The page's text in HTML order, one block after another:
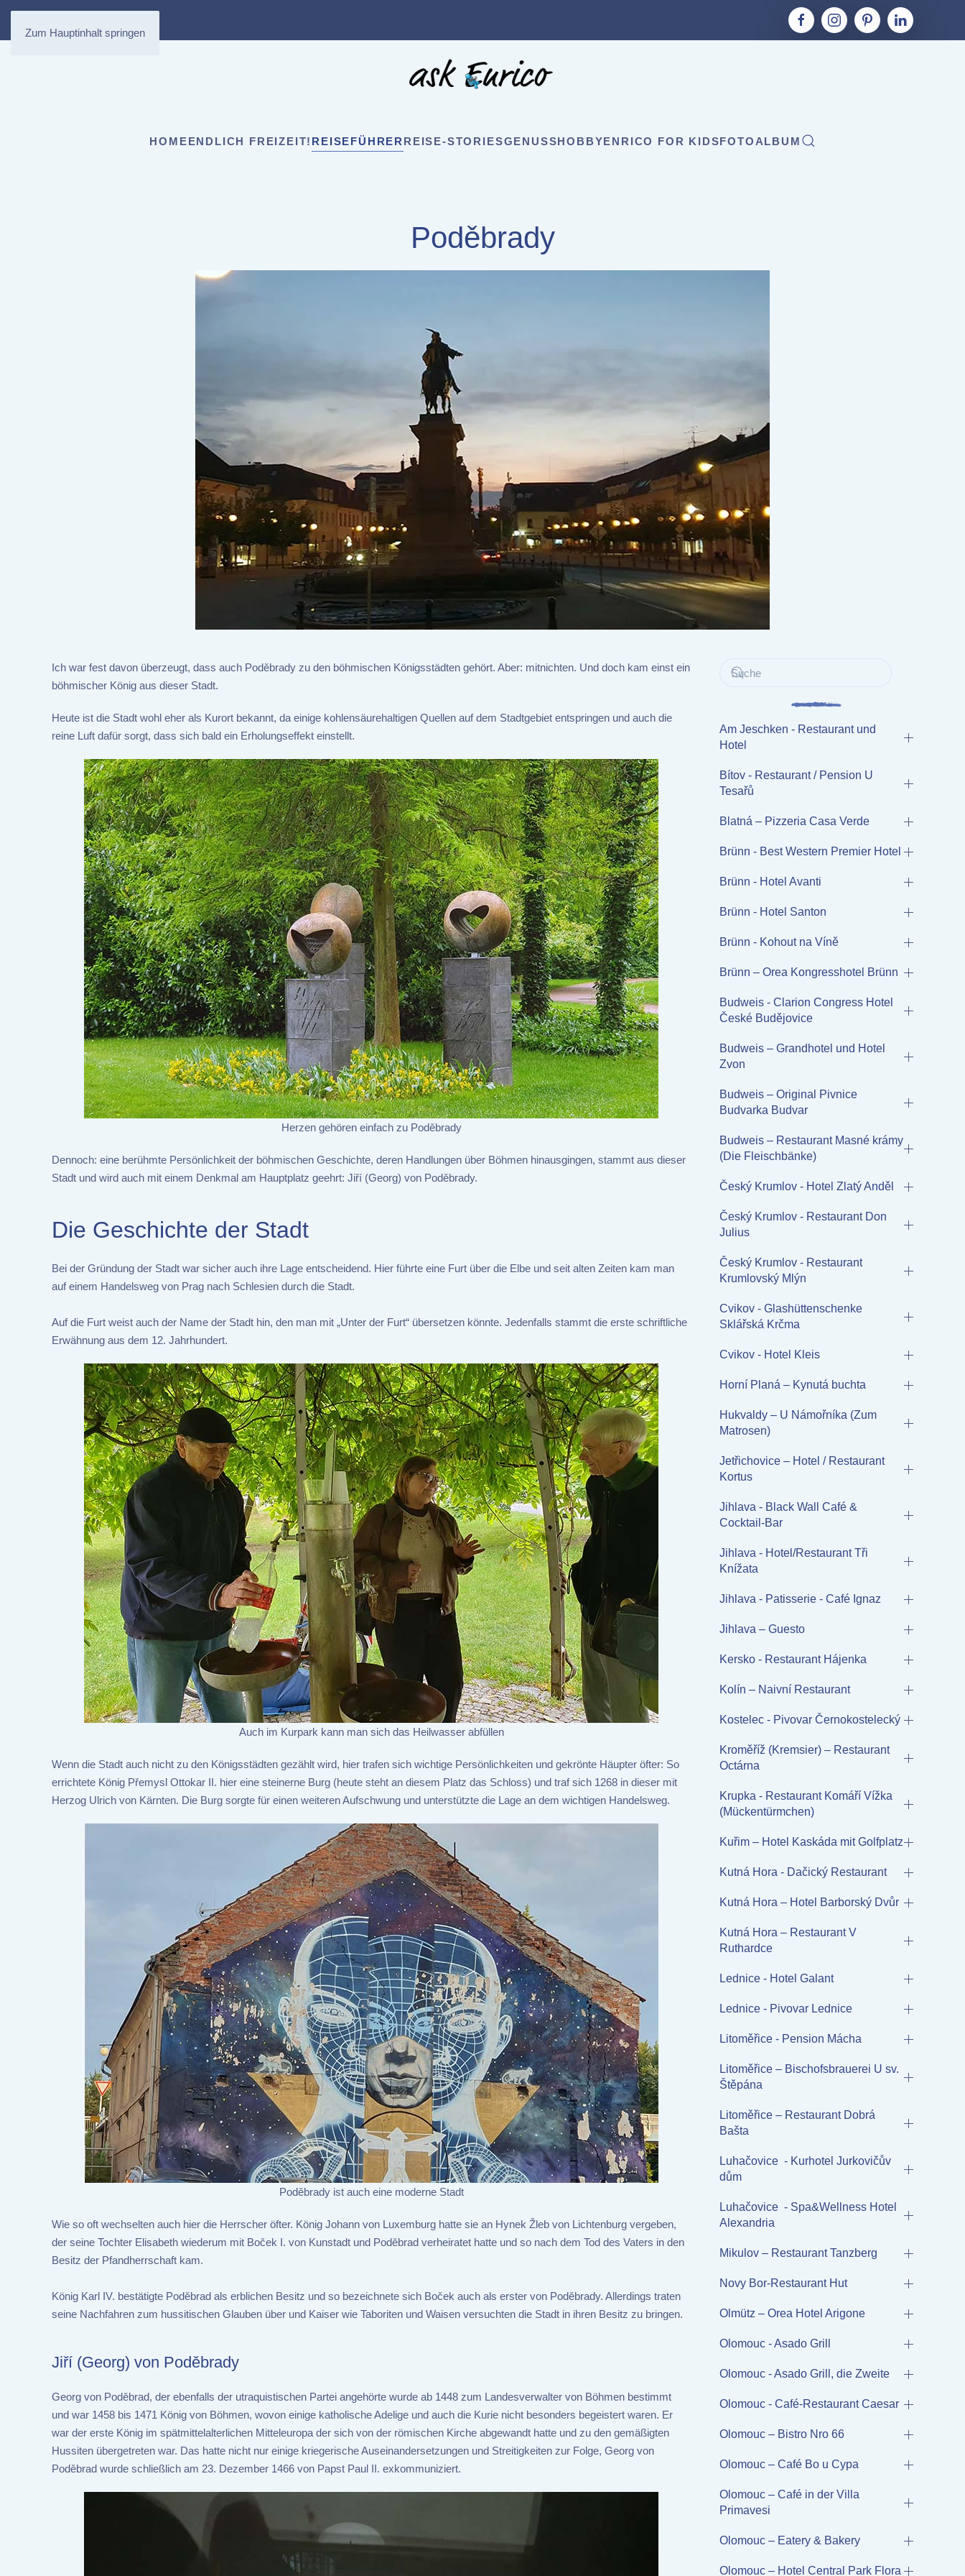
Zum Hauptinhalt springen
HOMEENDLICH FREIZEIT! REISEFÜHRER REISE-STORIESGENUSSHOBBYENRICO FOR KIDSFOTOALBUM
Poděbrady
Ich war fest davon überzeugt, dass auch Poděbrady zu den böhmischen Königsstädten gehört. Aber: mitnichten. Und doch kam einst ein
böhmischer König aus dieser Stadt.
Heute ist die Stadt wohl eher als Kurort bekannt, da einige kohlensäurehaltigen Quellen auf dem Stadtgebiet entspringen und auch die
reine Luft dafür sorgt, dass sich bald ein Erholungseffekt einstellt.
Herzen gehören einfach zu Poděbrady
Dennoch: eine berühmte Persönlichkeit der böhmischen Geschichte, deren Handlungen über Böhmen hinausgingen, stammt aus dieser
Stadt und wird auch mit einem Denkmal am Hauptplatz geehrt: Jiří (Georg) von Poděbrady.
Die Geschichte der Stadt
Bei der Gründung der Stadt war sicher auch ihre Lage entscheidend. Hier führte eine Furt über die Elbe und seit alten Zeiten kam man
auf einem Handelsweg von Prag nach Schlesien durch die Stadt.
Auf die Furt weist auch der Name der Stadt hin, den man mit „Unter der Furt“ übersetzen könnte. Jedenfalls stammt die erste schriftliche
Erwähnung aus dem 12. Jahrhundert.
Auch im Kurpark kann man sich das Heilwasser abfüllen
Wenn die Stadt auch nicht zu den Königsstädten gezählt wird, hier trafen sich wichtige Persönlichkeiten und gekrönte Häupter öfter: So
errichtete König Přemysl Ottokar II. hier eine steinerne Burg (heute steht an diesem Platz das Schloss) und traf sich 1268 in dieser mit
Herzog Ulrich von Kärnten. Die Burg sorgte für einen weiteren Aufschwung und unterstützte die Lage an dem wichtigen Handelsweg.
Poděbrady ist auch eine moderne Stadt
Wie so oft wechselten auch hier die Herrscher öfter. König Johann von Luxemburg hatte sie an Hynek Žleb von Lichtenburg vergeben,
der seine Tochter Elisabeth wiederum mit Boček I. von Kunstadt und Poděbrad verheiratet hatte und so nach dem Tod des Vaters in den
Besitz der Pfandherrschaft kam.
König Karl IV. bestätigte Poděbrad als erblichen Besitz und so bezeichnete sich Boček auch als erster von Poděbrady. Allerdings traten
seine Nachfahren zum hussitischen Glauben über und Kaiser wie Taboriten und Waisen versuchten die Stadt in ihren Besitz zu bringen.
Jiří (Georg) von Poděbrady
Georg von Poděbrad, der ebenfalls der utraquistischen Partei angehörte wurde ab 1448 zum Landesverwalter von Böhmen bestimmt
und war 1458 bis 1471 König von Böhmen, wovon einige katholische Adelige und auch die Kurie nicht besonders begeistert waren. Er
war der erste König im spätmittelalterlichen Mitteleuropa der sich von der römischen Kirche abgewandt hatte und zu den gemäßigten
Hussiten übergetreten war. Das hatte nicht nur einige kriegerische Auseinandersetzungen und Streitigkeiten zur Folge, Georg von
Poděbrad wurde schließlich am 23. Dezember 1466 von Papst Paul II. exkommuniziert.
Am Jeschken - Restaurant und
Hotel
Bítov - Restaurant / Pension U
Tesařů
Blatná – Pizzeria Casa Verde
Brünn - Best Western Premier Hotel
Brünn - Hotel Avanti
Brünn - Hotel Santon
Brünn - Kohout na Víně
Brünn – Orea Kongresshotel Brünn
Budweis - Clarion Congress Hotel
České Budějovice
Budweis – Grandhotel und Hotel
Zvon
Budweis – Original Pivnice
Budvarka Budvar
Budweis – Restaurant Masné krámy
(Die Fleischbänke)
Český Krumlov - Hotel Zlatý Anděl
Český Krumlov - Restaurant Don
Julius
Český Krumlov - Restaurant
Krumlovský Mlýn
Cvikov - Glashüttenschenke
Sklářská Krčma
Cvikov - Hotel Kleis
Horní Planá – Kynutá buchta
Hukvaldy – U Námořníka (Zum
Matrosen)
Jetřichovice – Hotel / Restaurant
Kortus
Jihlava - Black Wall Café &
Cocktail-Bar
Jihlava - Hotel/Restaurant Tři
Knížata
Jihlava - Patisserie - Café Ignaz
Jihlava – Guesto
Kersko - Restaurant Hájenka
Kolín – Naivní Restaurant
Kostelec - Pivovar Černokostelecký
Kroměříž (Kremsier) – Restaurant
Octárna
Krupka - Restaurant Komáří Vížka
(Mückentürmchen)
Kuřim – Hotel Kaskáda mit Golfplatz
Kutná Hora - Dačický Restaurant
Kutná Hora – Hotel Barborský Dvůr
Kutná Hora – Restaurant V
Ruthardce
Lednice - Hotel Galant
Lednice - Pivovar Lednice
Litoměřice - Pension Mácha
Litoměřice – Bischofsbrauerei U sv.
Štěpána
Litoměřice – Restaurant Dobrá
Bašta
Luhačovice - Kurhotel Jurkovičův
dům
Luhačovice - Spa&Wellness Hotel
Alexandria
Mikulov – Restaurant Tanzberg
Novy Bor-Restaurant Hut
Olmütz – Orea Hotel Arigone
Olomouc - Asado Grill
Olomouc - Asado Grill, die Zweite
Olomouc - Café-Restaurant Caesar
Olomouc – Bistro Nro 66
Olomouc – Café Bo u Cypa
Olomouc – Café in der Villa
Primavesi
Olomouc – Eatery & Bakery
Olomouc – Hotel Central Park Flora